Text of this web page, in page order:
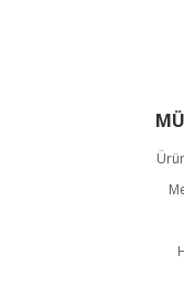
Ürün
Ürün
Ürün fiyatı
Bu ürüne